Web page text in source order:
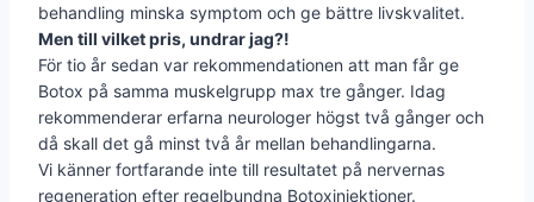
behandling minska symptom och ge bättre livskvalitet.
Men till vilket pris, undrar jag?!
För tio år sedan var rekommendationen att man får ge
Botox på samma muskelgrupp max tre gånger. Idag
rekommenderar erfarna neurologer högst två gånger och
då skall det gå minst två år mellan behandlingarna.
Vi känner fortfarande inte till resultatet på nervernas
regeneration efter regelbundna Botoxinjektioner.